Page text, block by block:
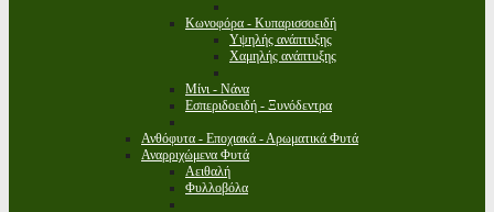
Κωνοφόρα - Κυπαρισσοειδή
Υψηλής ανάπτυξης
Χαμηλής ανάπτυξης
Μίνι - Νάνα
Εσπεριδοειδή - Ξυνόδεντρα
Ανθόφυτα - Εποχιακά - Αρωματικά Φυτά
Αναρριχώμενα Φυτά
Αειθαλή
Φυλλοβόλα